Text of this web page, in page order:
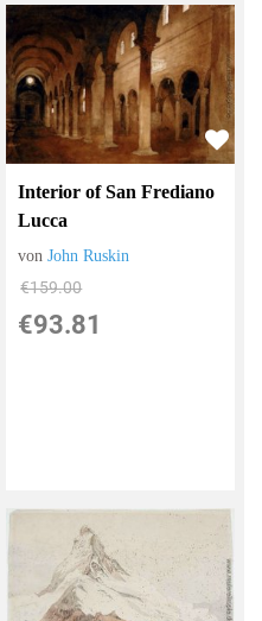
Interior of San Frediano
Lucca
vonJohn Ruskin
€159.00
€93.81